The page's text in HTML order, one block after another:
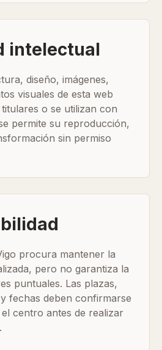
intelectual
diseño, imágenes,
visuales de esta web
o se utilizan con
permite su reproducción,
sin permiso
procura mantener la
pero no garantiza la
puntuales. Las plazas,
fechas deben confirmarse
centro antes de realizar